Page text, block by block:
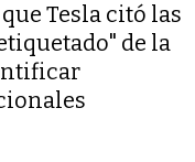
Tesla citó las
de la